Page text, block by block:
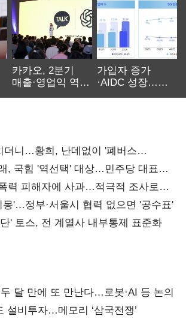
카카오, 2분기
매출·영업익 역대
가입자 증가
·AIDC 성장…
더니…황희, 난데없이 '폐버스
, 국힘 '역선택' 대상…민주당 대표로
력 피해자에 사과…적극적 조사로
몽'…정부·서울시 협력 없으면 '공수표'
' 토스, 전 계열사 내부통제 표준화
달 만에 또 만난다…로봇·AI 등 논의
설비투자…메모리 ‘삼국전쟁’